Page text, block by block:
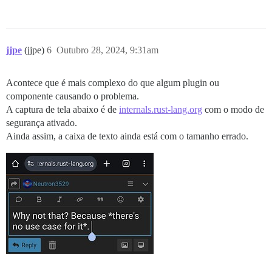
jjpe (jjpe) Outubro 28, 2024, 9:31am
6
Acontece que é mais complexo do que algum plugin ou
componente causando o problema.
A captura de tela abaixo é de internals.rust-lang.org com o modo de
segurança ativado.
Ainda assim, a caixa de texto ainda está com o tamanho errado.